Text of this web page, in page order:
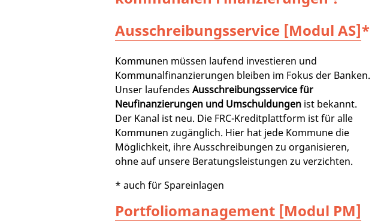
Ausschreibungsservice [Modul AS]*
Kommunen müssen laufend investieren und
Kommunalfinanzierungen bleiben im Fokus der Banken.
Unser laufendes Ausschreibungsservice für
Neufinanzierungen und Umschuldungen ist bekannt.
Der Kanal ist neu. Die FRC-Kreditplattform ist für alle
Kommunen zugänglich. Hier hat jede Kommune die
Möglichkeit, ihre Ausschreibungen zu organisieren,
ohne auf unsere Beratungsleistungen zu verzichten.
* auch für Spareinlagen
Portfoliomanagement [Modul PM]